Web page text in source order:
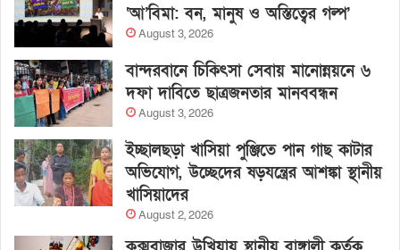
‘আ’বিমা: বন, মানুষ ও অস্তিত্বের গল্প’
August 3, 2026
বান্দরবানে চিকিৎসা সেবায় মানোন্নয়নে ৬
দফা দাবিতে ছাত্রজনতার মানববন্ধন
August 3, 2026
ইচ্ছালছড়া খাসিয়া পুঞ্জিতে পান গাছ কাটার
অভিযোগ, উচ্ছেদের ষড়যন্ত্রের আশঙ্কা স্থানীয়
খাসিয়াদের
August 2, 2026